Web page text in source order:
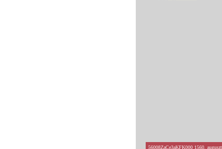
56008ZaCe3aKFK000 1560.